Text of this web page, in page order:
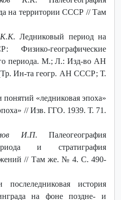
на территории СССР // Там
Ледниковый период на
Физико-географические
периода. М.; Л.: Изд-во АН
Ин-та геогр. АН СССР; Т.
«ледниковая эпоха»
// Изв. ГГО. 1939. Т. 71.
И.П. Палеогеография
и стратиграфия
// Там же. № 4. С. 490-
история
на фоне поздне- и